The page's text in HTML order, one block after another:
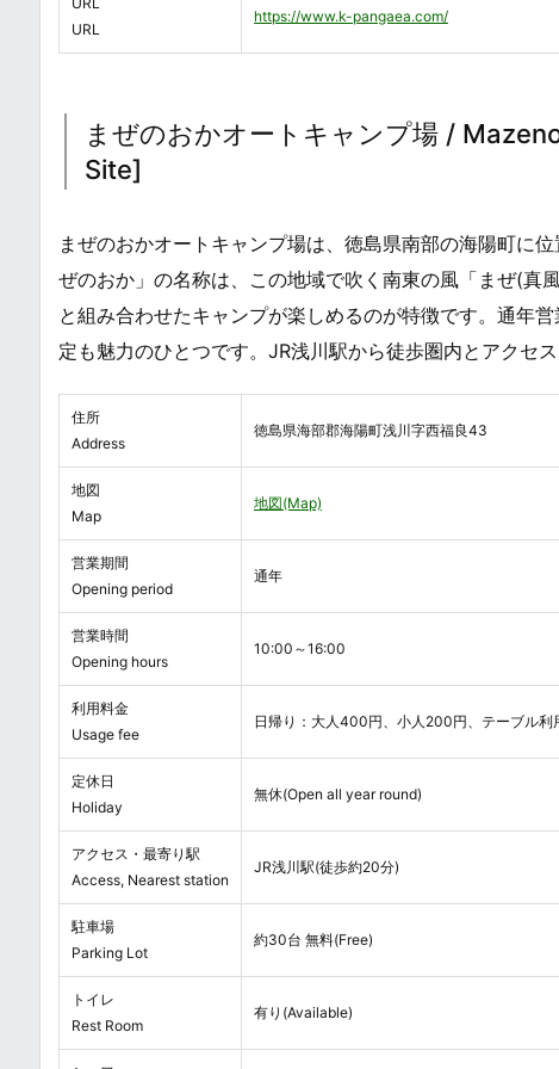
URL
https://www.k-pangaea.com/
まぜのおかオートキャンプ場 /
Site]
まぜのおかオートキャンプ場は、徳島県南部の海陽町に
ぜのおか」の名称は、この地域で吹く南東の風「まぜ(真
と組み合わせたキャンプが楽しめるのが特徴です。通年
定も魅力のひとつです。JR浅川駅から徒歩圏内とアクセ
住所
Address
徳島県海部郡海陽町浅川字西福良43
地図
Map
地図(Map)
営業期間
Opening period
通年
営業時間
Opening hours
10:00～16:00
利用料金
Usage fee
日帰り：大人400円、小人200円、テーブル利
定休日
Holiday
無休(Open all year round)
アクセス・最寄り駅
Access, Nearest station
JR浅川駅(徒歩約20分)
駐車場
Parking Lot
約30台 無料(Free)
トイレ
Rest Room
有り(Available)